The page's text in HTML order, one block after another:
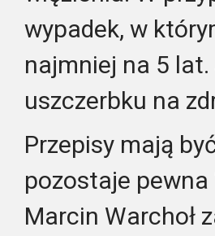
wypadek, w
najmniej na 5
uszczerbku na
Przepisy mają
pozostaje pewna
Marcin Warchoł